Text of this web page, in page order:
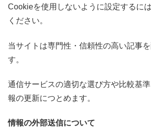
Cookieを使用しないように設定するには
ください。
当サイトは専門性・信頼性の高い記事
す。
通信サービスの適切な選び方や比較基
報の更新につとめます。
情報の外部送信について